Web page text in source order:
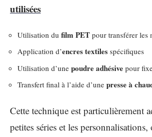
utilisées
Utilisation du film PET pour transférer les
Application d’encres textiles spécifiques
Utilisation d’une poudre adhésive pour
Transfert final à l’aide d’une presse à
Cette technique est particulièrement
petites séries et les